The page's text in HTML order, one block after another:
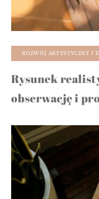
ROZWÓJ ARTYSTYCZNY I
Rysunek
obserwację i